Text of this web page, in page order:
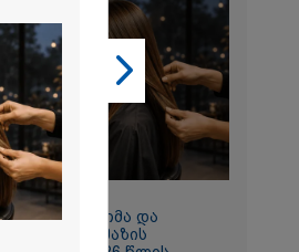
08-2026
შევიჭრათ თმა და
სილამაზის